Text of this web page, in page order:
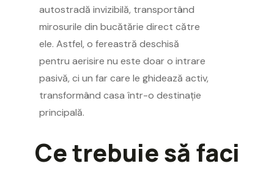
autostradă invizibilă, transportând
mirosurile din bucătărie direct către
ele. Astfel, o fereastră deschisă
pentru aerisire nu este doar o intrare
pasivă, ci un far care le ghidează activ,
transformând casa într-o destinație
principală.
Ce trebuie să faci